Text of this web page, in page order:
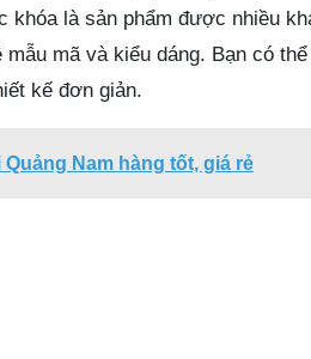
khóa là sản phẩm được nhiều
mã và kiểu dáng. Bạn có
kế đơn giản.
Nam hàng tốt, giá rẻ